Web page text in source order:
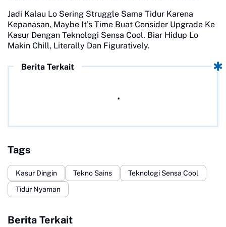
Jadi Kalau Lo Sering Struggle Sama Tidur Karena
Kepanasan, Maybe It’s Time Buat Consider Upgrade Ke
Kasur Dengan Teknologi Sensa Cool. Biar Hidup Lo
Makin Chill, Literally Dan Figuratively.
Berita Terkait
Tags
Kasur Dingin Tekno Sains
Teknologi Sensa Cool
Tidur Nyaman
Berita Terkait